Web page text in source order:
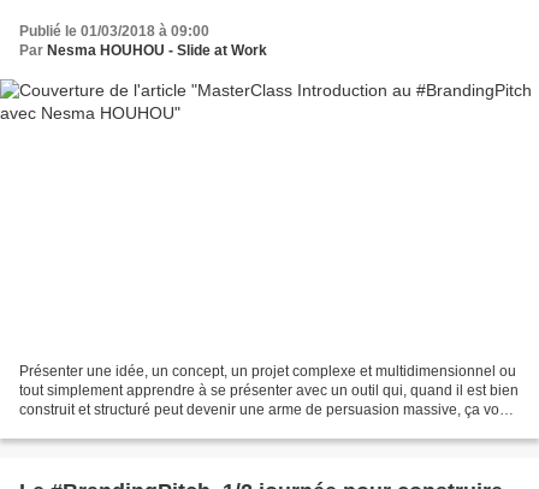
Publié le 01/03/2018 à 09:00
Par Nesma HOUHOU - Slide at Work
Présenter une idée, un concept, un projet complexe et multidimensionnel ou
tout simplement apprendre à se présenter avec un outil qui, quand il est bien
construit et structuré peut devenir une arme de persuasion massive, ça vous